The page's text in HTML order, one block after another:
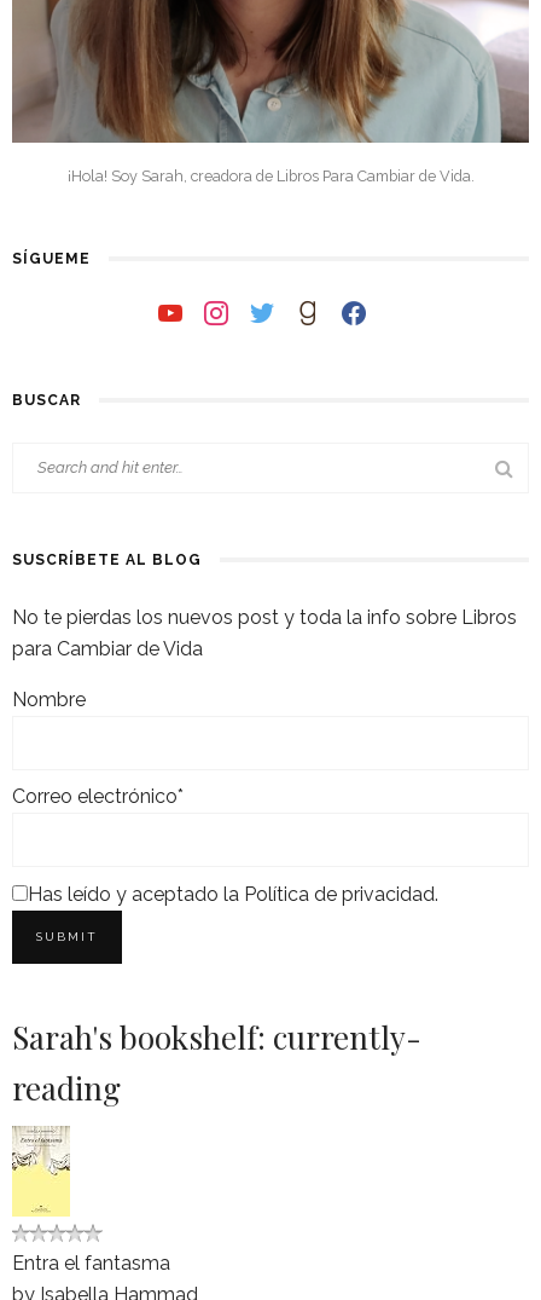
¡Hola! Soy Sarah, creadora de Libros Para Cambiar de Vida.
SÍGUEME
youtubeinstagramtwittergoodreadsfacebook
BUSCAR
SUSCRÍBETE AL BLOG
No te pierdas los nuevos post y toda la info sobre Libros
para Cambiar de Vida
Nombre
Correo electrónico*
Has leído y aceptado la Política de privacidad.
Sarah's bookshelf: currently-
reading
Entra el fantasma
by Isabella Hammad